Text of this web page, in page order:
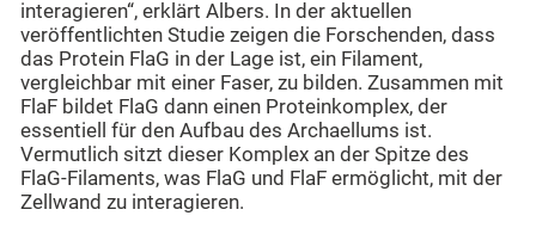
interagieren“, erklärt Albers. In der aktuellen
veröffentlichten Studie zeigen die Forschenden, dass
das Protein FlaG in der Lage ist, ein Filament,
vergleichbar mit einer Faser, zu bilden. Zusammen mit
FlaF bildet FlaG dann einen Proteinkomplex, der
essentiell für den Aufbau des Archaellums ist.
Vermutlich sitzt dieser Komplex an der Spitze des
FlaG-Filaments, was FlaG und FlaF ermöglicht, mit der
Zellwand zu interagieren.